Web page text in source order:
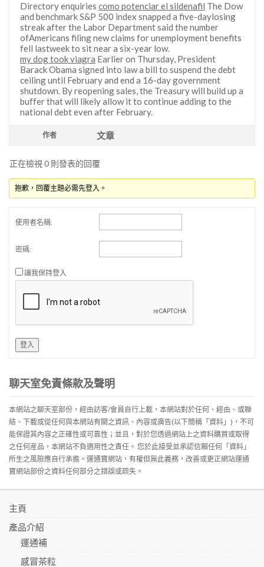
Directory enquiries como potenciar el sildenafil The Dow
and benchmark S&P 500 index snapped a five-daylosing
streak after the Labor Department said the number
ofAmericans filing new claims for unemployment benefits
fell lastweek to sit near a six-year low.
my dog took viagra Earlier on Thursday, President
Barack Obama signed into law a bill to suspend the debt
ceiling until February and end a 16-day government
shutdown. By reopening sales, the Treasury will build up a
buffer that will likely allow it to continue adding to the
national debt even after February.
作者 文章
正在檢視 0 則發表的回覆
抱歉，回覆主題必需先登入。
使用者名稱:
密碼:
讓我保持登入
登入
聊天室免責條款及聲明
本網站之聊天室部份，經由訪客/會員自行上載，本網站對於任何、經由、或聯
結、下載或從任何與本網站有關之資訊、內容或廣告(以下簡稱「資料」)，不可
能保證其內容之正確性或可靠性；並且，對於您透過網站上之資料購買或取得
之任何産品，本網站不負適用性之責任。 您於此接受並承認信賴任何「資料」
所生之風險應自行承擔。運通寶網站，有權但無此義務，改善或更正網站運通
寶網站部份之資料任何部分之錯誤或疏失。
主頁
產品介紹
運通補
感冒茶粒